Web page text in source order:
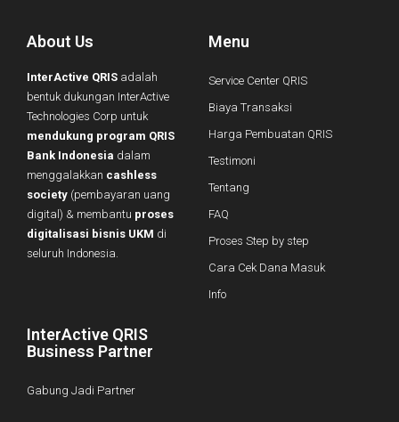
About Us
InterActive QRIS adalah
bentuk dukungan InterActive
Technologies Corp untuk
mendukung program QRIS
Bank Indonesia dalam
menggalakkan cashless
society (pembayaran uang
digital) & membantu proses
digitalisasi bisnis UKM di
seluruh Indonesia.
InterActive QRIS
Business Partner
Gabung Jadi Partner
Menu
Service Center QRIS
Biaya Transaksi
Harga Pembuatan QRIS
Testimoni
Tentang
FAQ
Proses Step by step
Cara Cek Dana Masuk
Info